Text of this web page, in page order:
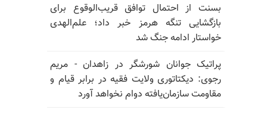
بسنت از احتمال توافق قریب‌الوقوع برای
بازگشایی تنگه هرمز خبر داد؛ علم‌الهدی
خواستار ادامه جنگ شد
پراتیک جوانان شورشگر در زاهدان - مریم
رجوی: دیکتاتوری ولایت فقیه در برابر قیام و
مقاومت سازمان‌یافته دوام نخواهد آورد